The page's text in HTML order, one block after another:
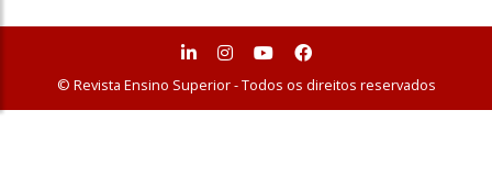
© Revista Ensino Superior - Todos os direitos reservados